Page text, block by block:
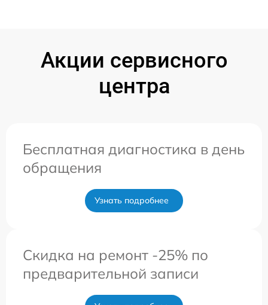
Акции сервисного
центра
Бесплатная диагностика в день
обращения
Узнать подробнее
Скидка на ремонт -25% по
предварительной записи